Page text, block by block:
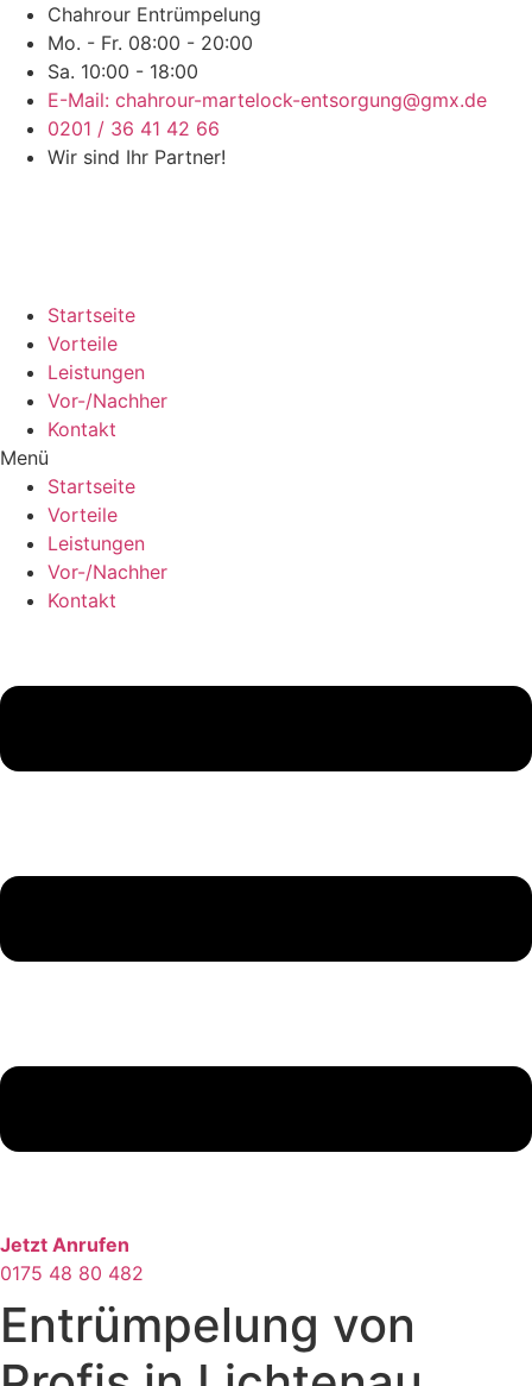
Chahrour Entrümpelung
Mo. - Fr. 08:00 - 20:00
Sa. 10:00 - 18:00
E-Mail: chahrour-martelock-entsorgung@gmx.de
0201 / 36 41 42 66
Wir sind Ihr Partner!
Startseite
Vorteile
Leistungen
Vor-/Nachher
Kontakt
Menü
Startseite
Vorteile
Leistungen
Vor-/Nachher
Kontakt
Jetzt Anrufen
0175 48 80 482
Entrümpelung von